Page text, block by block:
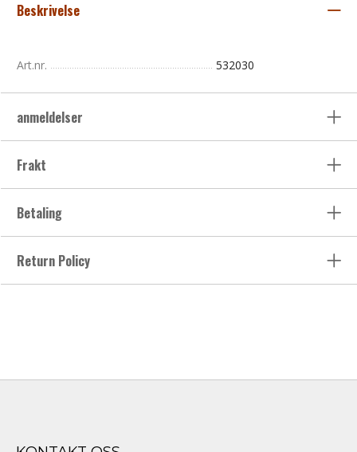
Beskrivelse
Art.nr. 532030
anmeldelser
Frakt
Betaling
Return Policy